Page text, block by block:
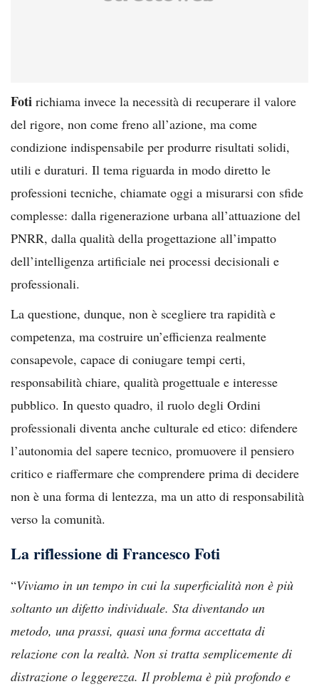
Foti richiama invece la necessità di recuperare il valore
del rigore, non come freno all’azione, ma come
condizione indispensabile per produrre risultati solidi,
utili e duraturi. Il tema riguarda in modo diretto le
professioni tecniche, chiamate oggi a misurarsi con sfide
complesse: dalla rigenerazione urbana all’attuazione del
PNRR, dalla qualità della progettazione all’impatto
dell’intelligenza artificiale nei processi decisionali e
professionali.
La questione, dunque, non è scegliere tra rapidità e
competenza, ma costruire un’efficienza realmente
consapevole, capace di coniugare tempi certi,
responsabilità chiare, qualità progettuale e interesse
pubblico. In questo quadro, il ruolo degli Ordini
professionali diventa anche culturale ed etico: difendere
l’autonomia del sapere tecnico, promuovere il pensiero
critico e riaffermare che comprendere prima di decidere
non è una forma di lentezza, ma un atto di responsabilità
verso la comunità.
La riflessione di Francesco Foti
“Viviamo in un tempo in cui la superficialità non è più
soltanto un difetto individuale. Sta diventando un
metodo, una prassi, quasi una forma accettata di
relazione con la realtà. Non si tratta semplicemente di
distrazione o leggerezza. Il problema è più profondo e